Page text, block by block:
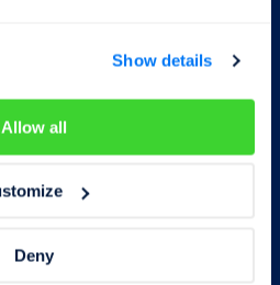
Show details
Allow all
DenyKontakty